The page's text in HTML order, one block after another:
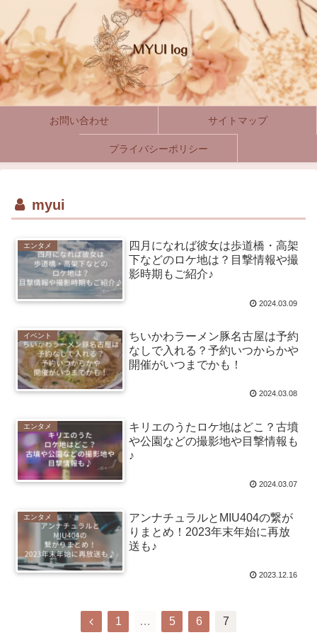
お問い合わせ サイトマップ
プライバシーポリシー
myui
エンタメ
四月になれば彼女は歩道橋・高架
下などのロケ地は？目撃情報や撮
影時期もご紹介♪
2024.03.09
イベント
ちいかわラーメン豚名古屋は予約
なしで入れる？予約いつからかや
開催がいつまでかも！
2024.03.08
エンタメ
キリエのうたロケ地はどこ？古墳
や公園などの撮影地や目撃情報も
♪
2024.03.07
エンタメ
アンナチュラルとMIU404の繋が
りまとめ！2023年末年始に再放
送も♪
2023.12.16
1 … 5 6 7